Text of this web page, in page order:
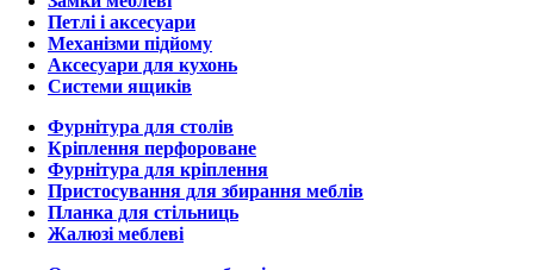
Петлі і аксесуари
Механізми підйому
Аксесуари для кухонь
Системи ящиків
Фурнітура для столів
Кріплення перфороване
Фурнітура для кріплення
Пристосування для збирання меблів
Планка для стільниць
Жалюзі меблеві